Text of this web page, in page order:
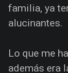
familia, ya
alucinantes.
Lo que me
además era